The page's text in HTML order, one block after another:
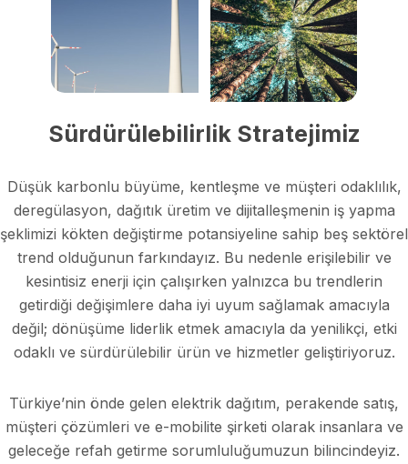
Sürdürülebilirlik Stratejimiz
Düşük karbonlu büyüme, kentleşme ve müşteri odaklılık,
deregülasyon, dağıtık üretim ve dijitalleşmenin iş yapma
şeklimizi kökten değiştirme potansiyeline sahip beş sektörel
trend olduğunun farkındayız. Bu nedenle erişilebilir ve
kesintisiz enerji için çalışırken yalnızca bu trendlerin
getirdiği değişimlere daha iyi uyum sağlamak amacıyla
değil; dönüşüme liderlik etmek amacıyla da yenilikçi, etki
odaklı ve sürdürülebilir ürün ve hizmetler geliştiriyoruz.
Türkiye’nin önde gelen elektrik dağıtım, perakende satış,
müşteri çözümleri ve e-mobilite şirketi olarak insanlara ve
geleceğe refah getirme sorumluluğumuzun bilincindeyiz.